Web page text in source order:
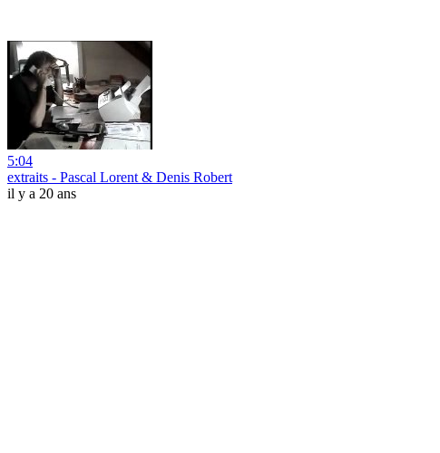
5:04
extraits - Pascal Lorent & Denis Robert
il y a 20 ans